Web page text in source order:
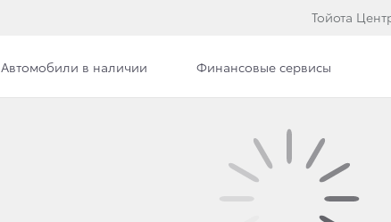
Тойота
Автомобили в наличии Финансовые сервисы